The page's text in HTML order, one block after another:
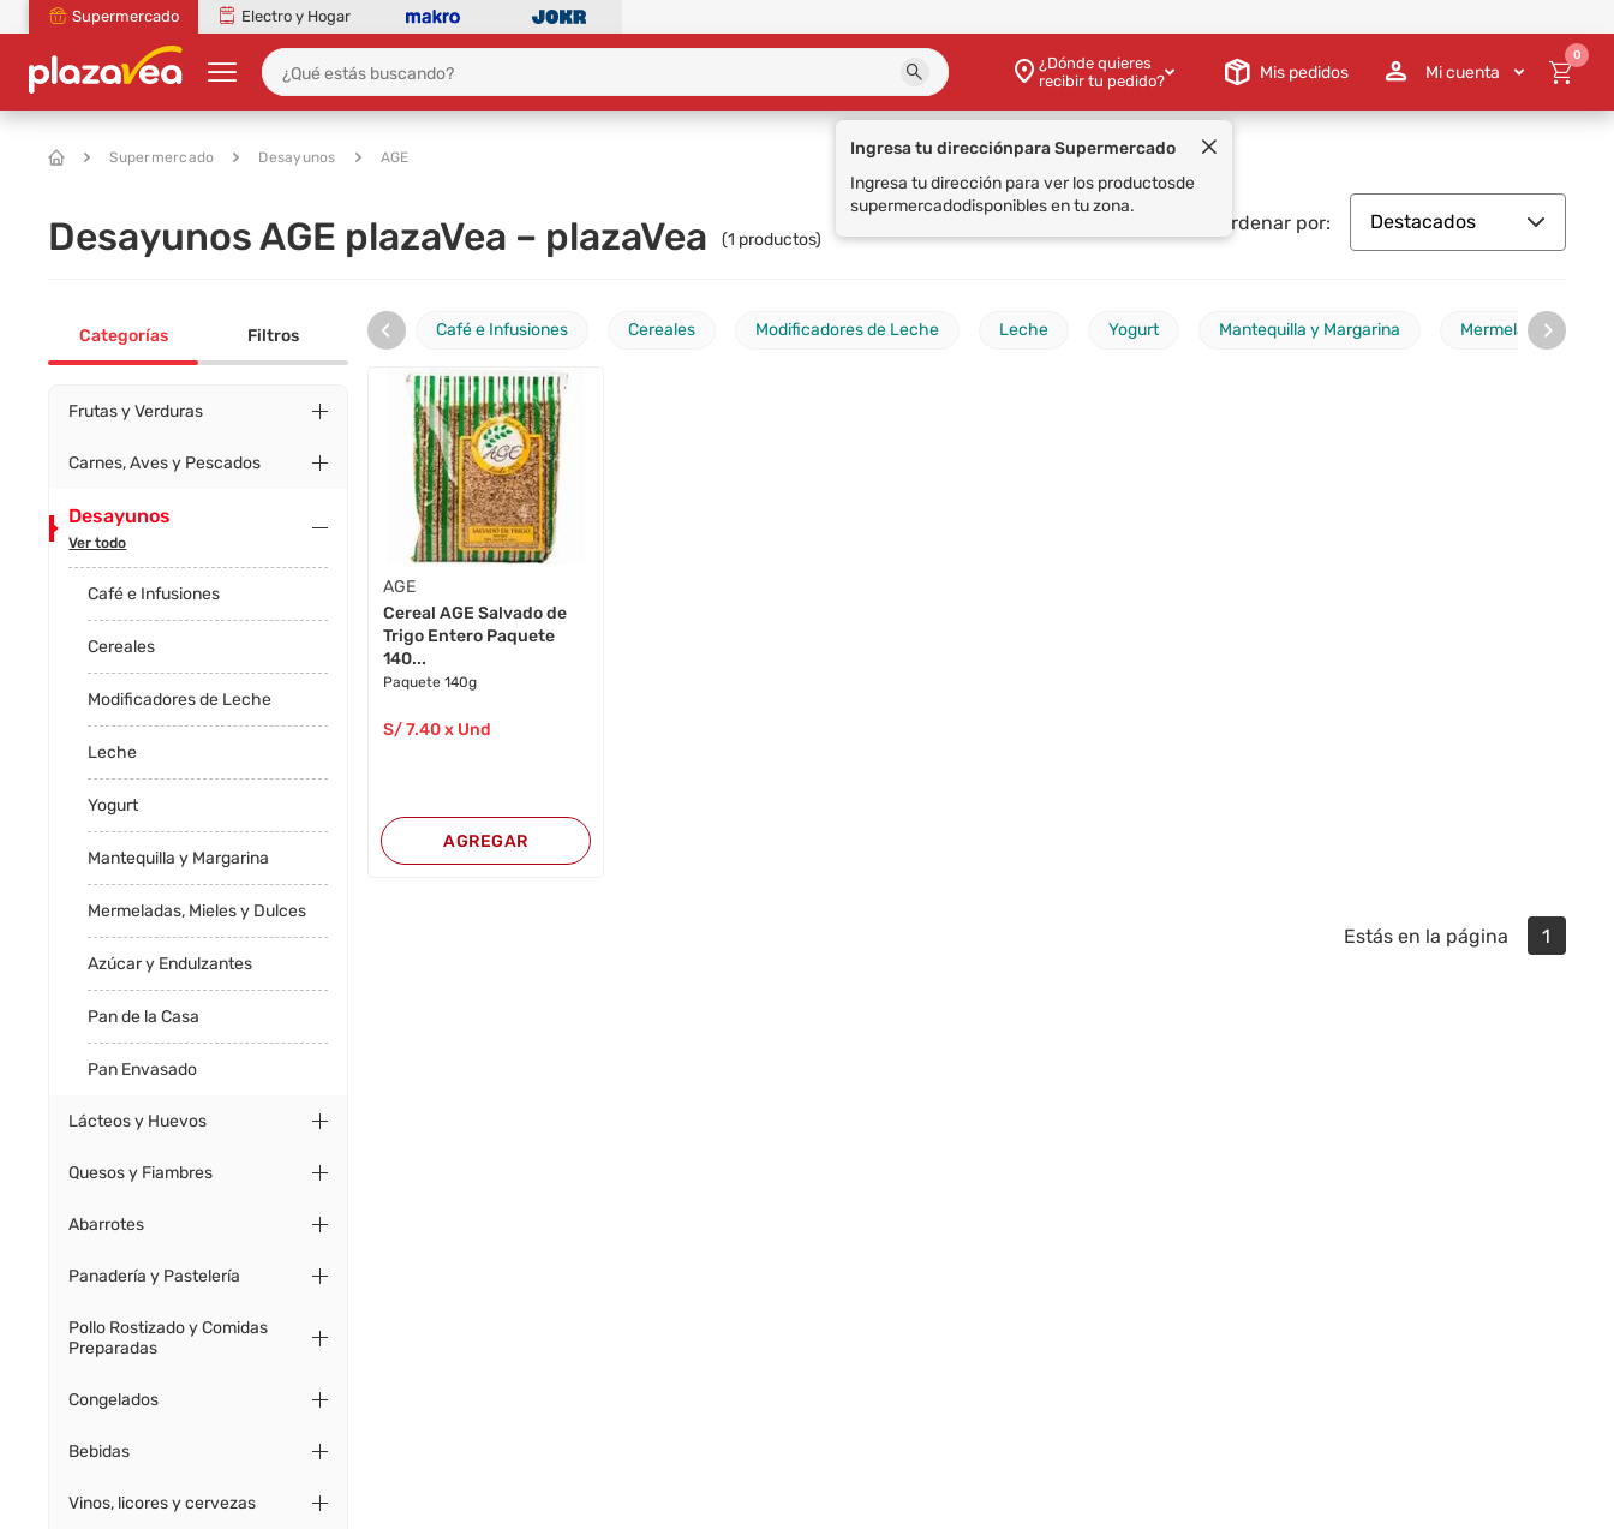
Supermercado Electro y Hogar
¿Dónde quieres
recibir tu pedido?
Mis pedidos Mi cuenta
0
Supermercado Desayunos AGE
Desayunos AGE plazaVea – plazaVea (1 productos)
Ordenar por: Destacados
Categorías Filtros
Frutas y Verduras
Carnes, Aves y Pescados
Desayunos
Ver todo
Café e Infusiones
Cereales
Modificadores de Leche
Leche
Yogurt
Mantequilla y Margarina
Mermeladas, Mieles y Dulces
Azúcar y Endulzantes
Pan de la Casa
Pan Envasado
Lácteos y Huevos
Quesos y Fiambres
Abarrotes
Panadería y Pastelería
Pollo Rostizado y Comidas
Preparadas
Congelados
Bebidas
Vinos, licores y cervezas
‹ Café e Infusiones Cereales Modificadores de Leche Leche Yogurt Mantequilla y Margarina Mermeladas,
›
AGE
Cereal AGE Salvado de
Trigo Entero Paquete
140...
Paquete 140g
S/7.40x Und
AGREGAR
Estás en la página 1